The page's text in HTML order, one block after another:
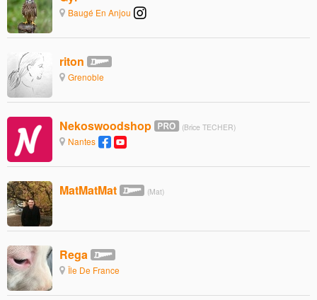
Baugé En Anjou
riton
Grenoble
Nekoswoodshop (Brice TECHER)
Nantes
MatMatMat (Mat)
Rega
Île De France